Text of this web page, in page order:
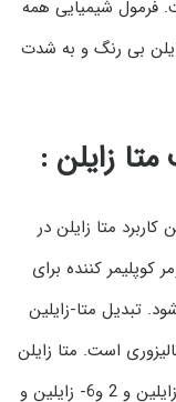
فرمول شیمیایی همه
بی رنگ و به شدت
زایلن :
کاربرد متا زایلن در
کوپلیمر کننده برای
تبدیل متا-زایلین
است. متا زایلن
همچنین به عنوان ماده اولیه در ساخت 2 و4-زایلین و 2 و6- زایلین و